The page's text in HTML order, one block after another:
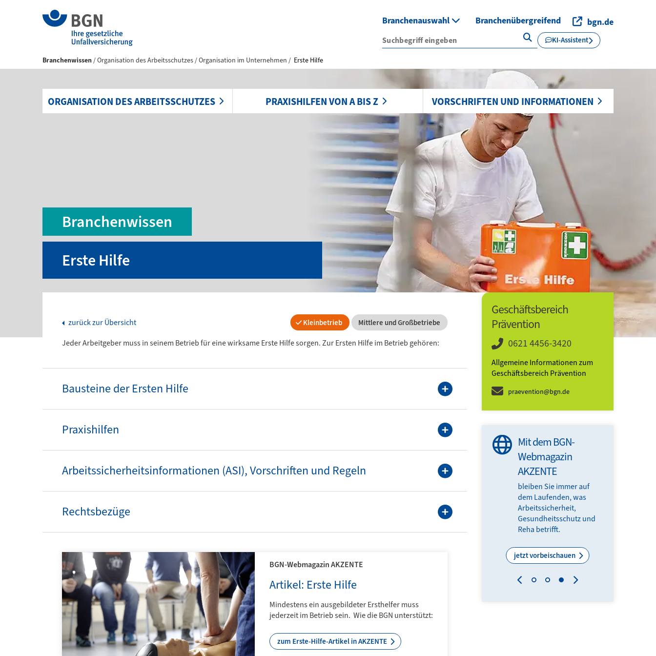
Branchenauswahl Branchenübergreifend bgn.de
KI-Assistent
ORGANISATION DES ARBEITSSCHUTZES PRAXISHILFEN VON A BIS Z VORSCHRIFTEN UND INFORMATIONEN
Branchenwissen Organisation des Arbeitsschutzes Organisation im Unternehmen Erste Hilfe
Branchenwissen
Erste Hilfe
zurück zur Übersicht Kleinbetrieb Mittlere und Großbetriebe
Jeder Arbeitgeber muss in seinem Betrieb für eine wirksame Erste Hilfe sorgen. Zur Ersten Hilfe im Betrieb gehören:
Bausteine der Ersten Hilfe
Praxishilfen
Arbeitssicherheitsinformationen (ASI), Vorschriften und Regeln
Rechtsbezüge
BGN-Webmagazin AKZENTE
Artikel: Erste Hilfe
Mindestens ein ausgebildeter Ersthelfer muss
jederzeit im Betrieb sein. Wie die BGN unterstützt:
zum Erste-Hilfe-Artikel in AKZENTE
Geschäftsbereich
Prävention
0621 4456-3420
Allgemeine Informationen zum
Geschäftsbereich Prävention
praevention@bgn.de
Aufsichtsperson (AP)
60 Minuten für mehr
Gesundheit
Frühstückstreff mit
Expertinnen und
Mit dem BGN-
Webmagazin
AKZENTE
bleiben Sie immer auf
dem Laufenden, was
Arbeitssicherheit,
Gesundheitsschutz und
Reha betrifft.
jetzt vorbeischauen